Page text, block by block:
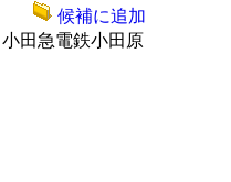
小田急電鉄小田原
候補に追加